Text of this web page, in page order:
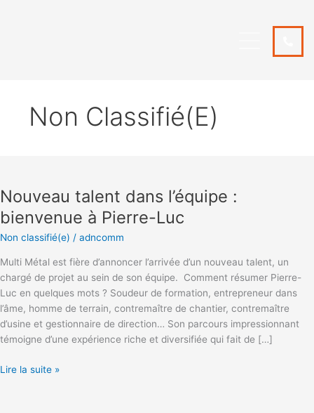
Non Classifié(e)
Nouveau talent dans l’équipe :
bienvenue à Pierre-Luc
Non classifié(e) / adncomm
Multi Métal est fière d’annoncer l’arrivée d’un nouveau talent, un
chargé de projet au sein de son équipe. Comment résumer Pierre-
Luc en quelques mots ? Soudeur de formation, entrepreneur dans
l’âme, homme de terrain, contremaître de chantier, contremaître
d’usine et gestionnaire de direction… Son parcours impressionnant
témoigne d’une expérience riche et diversifiée qui fait de […]
dans
l’équipe
:
bienvenue
Pierre-
Lire la suite »